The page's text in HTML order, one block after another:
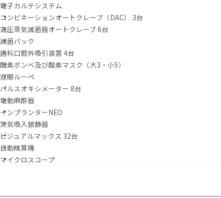
電子カルテシステム
コンビネーションオートクレーブ（DAC） 3台
高圧蒸気滅菌器オートクレーブ 6台
減菌パック
歯科口腔外吸引装置 4台
酸素ボンベ及び酸素マスク（大3・小5）
双眼ルーペ
パルスオキシメーター 8台
電動麻酔器
インプランターNEO
笑気吸入鎮静器
ビジュアルマックス 32台
自動精算機
マイクロスコープ